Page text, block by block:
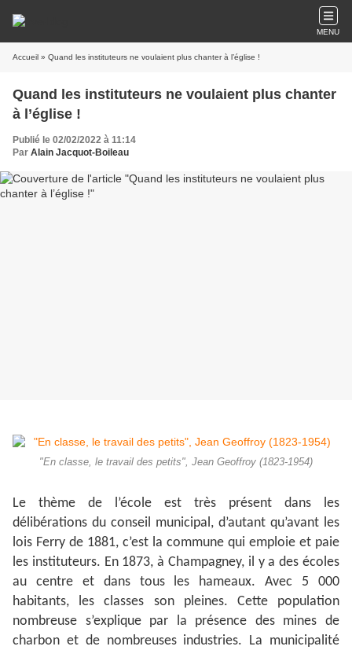
MENU
Accueil » Quand les instituteurs ne voulaient plus chanter à l’église !
Quand les instituteurs ne voulaient plus chanter
à l’église !
Publié le 02/02/2022 à 11:14
Par Alain Jacquot-Boileau
"En classe, le travail des petits", Jean Geoffroy (1823-1954)
Le thème de l’école est très présent dans les
délibérations du conseil municipal, d’autant qu’avant les
lois Ferry de 1881, c’est la commune qui emploie et paie
les instituteurs. En 1873, à Champagney, il y a des écoles
au centre et dans tous les hameaux. Avec 5 000
habitants, les classes son pleines. Cette population
nombreuse s’explique par la présence des mines de
charbon et de nombreuses industries. La municipalité